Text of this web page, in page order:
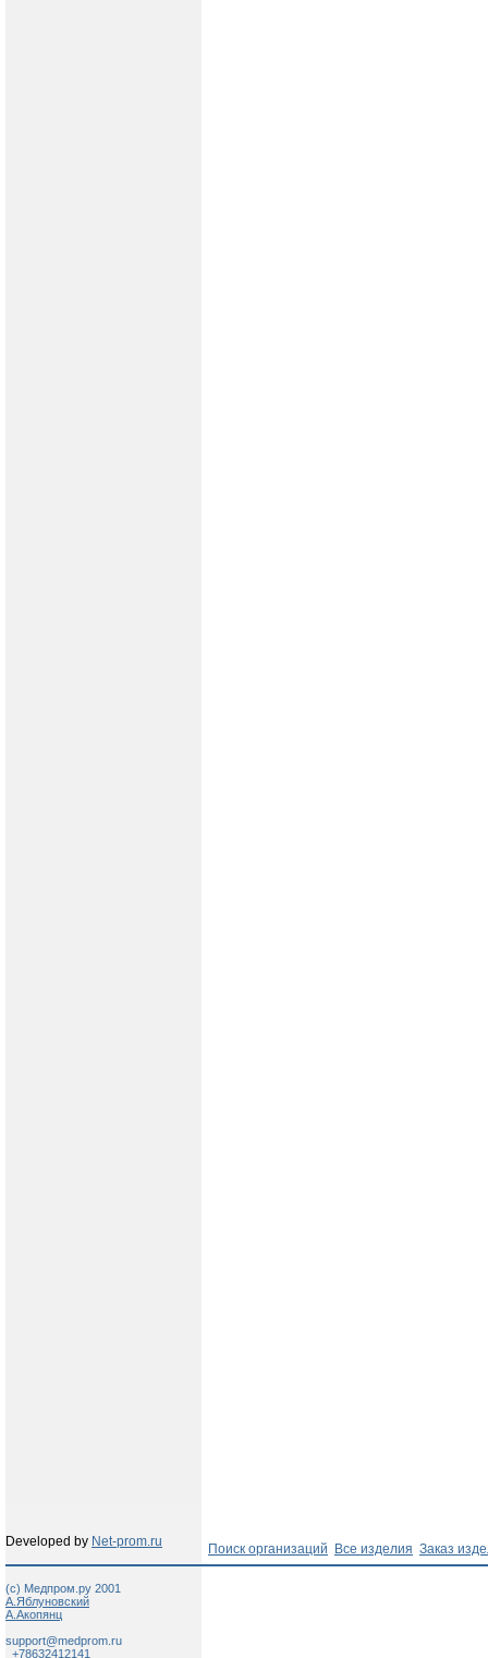
Developed by Net-prom.ru Поиск организаций Все изделия Заказ
(c) Медпром.ру 2001
А.Яблуновский
А.Акопянц
support@medprom.ru
+78632412141